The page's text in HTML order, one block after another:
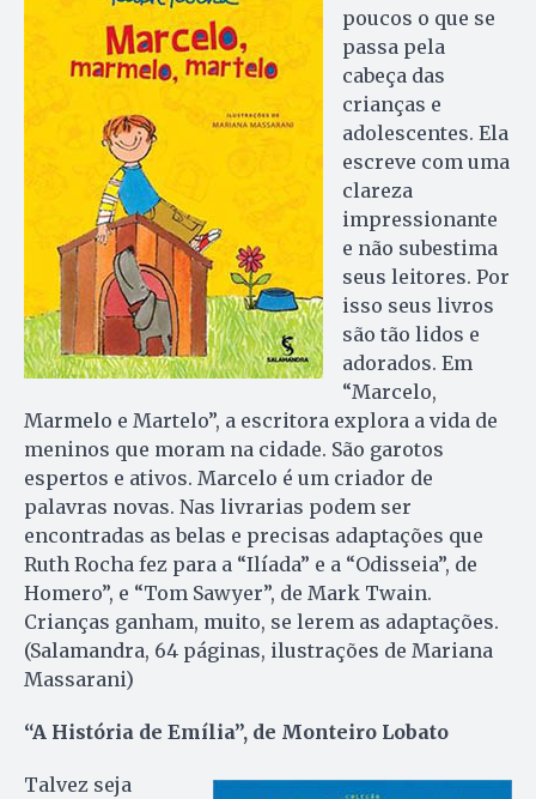
poucos o que se
passa pela
cabeça das
crianças e
adolescentes. Ela
escreve com uma
clareza
impressionante
e não subestima
seus leitores. Por
isso seus livros
são tão lidos e
adorados. Em
“Marcelo,
Marmelo e Martelo”, a escritora explora a vida de
meninos que moram na cidade. São garotos
espertos e ativos. Marcelo é um criador de
palavras novas. Nas livrarias podem ser
encontradas as belas e precisas adaptações que
Ruth Rocha fez para a “Ilíada” e a “Odisseia”, de
Homero”, e “Tom Sawyer”, de Mark Twain.
Crianças ganham, muito, se lerem as adaptações.
(Salamandra, 64 páginas, ilustrações de Mariana
Massarani)
“A História de Emília”, de Monteiro Lobato
Talvez seja